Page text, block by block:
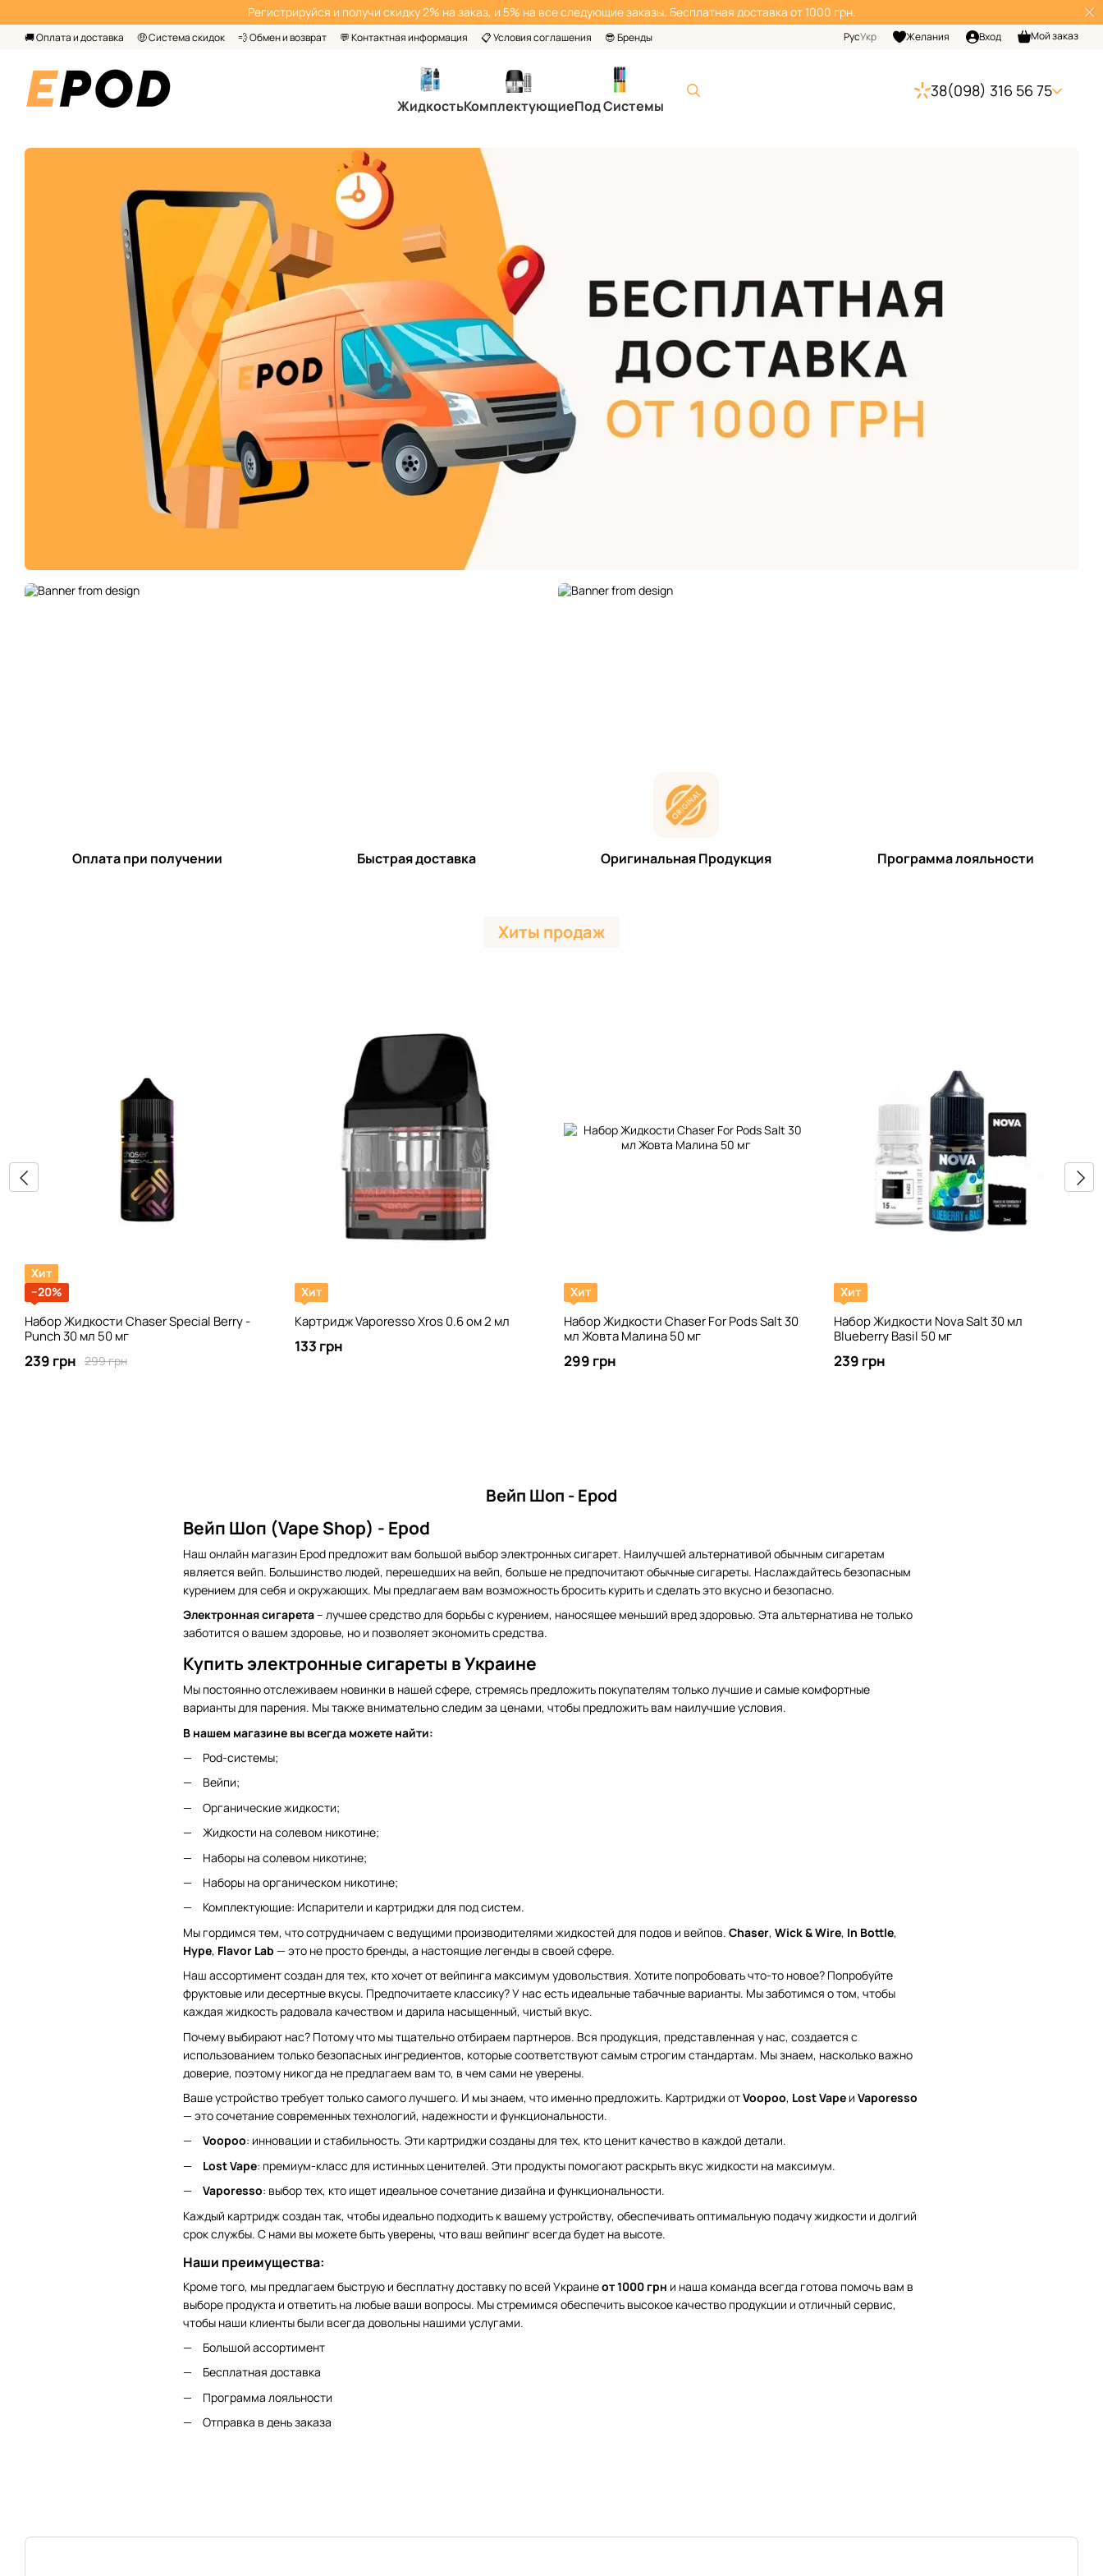
Регистрируйся‌ и получи скидку 2% на заказ, и 5% на все следующие заказы. Бесплатная доставка от 1000 грн.
🚚 Оплата и доставка 🤑 Система скидок 💨 Обмен и возврат 💬 Контактная информация 📋 Условия соглашения 😎 Бренды РусУкр Желания Вход Мой заказ
ЖидкостьКомплектующиеПод Системы
38(098) 316 56 75
Оплата при получении Быстрая доставка Оригинальная Продукция Программа лояльности
Хиты продаж
Хит
−20%
Набор Жидкости Chaser Special Berrу -
Punch 30 мл 50 мг
299 грн
239 грн
Хит
Картридж Vaporesso Xros 0.6 ом 2 мл
133 грн
Хит
Набор Жидкости Chaser For Pods Salt 30
мл Жовта Малина 50 мг
299 грн
Хит
Набор Жидкости Nova Salt 30 мл
Blueberry Basil 50 мг
239 грн
Вейп Шоп - Epod
Вейп Шоп (Vape Shop) - Epod
Наш онлайн магазин Epod предложит вам большой выбор электронных сигарет. Наилучшей альтернативой обычным сигаретам
является вейп. Большинство людей, перешедших на вейп, больше не предпочитают обычные сигареты. Наслаждайтесь безопасным
курением для себя и окружающих. Мы предлагаем вам возможность бросить курить и сделать это вкусно и безопасно.
Электронная сигарета– лучшее средство для борьбы с курением, наносящее меньший вред здоровью. Эта альтернатива не только
заботится о вашем здоровье, но и позволяет экономить средства.
Купить электронные сигареты в Украине
Мы постоянно отслеживаем новинки в нашей сфере, стремясь предложить покупателям только лучшие и самые комфортные
варианты для парения. Мы также внимательно следим за ценами, чтобы предложить вам наилучшие условия.
В нашем магазине вы всегда можете найти:
Pod-системы;
Вейпи;
Органические жидкости;
Жидкости на солевом никотине;
Наборы на солевом никотине;
Наборы на органическом никотине;
Комплектующие: Испарители и картриджи для под систем.
Мы гордимся тем, что сотрудничаем с ведущими производителями жидкостей для подов и вейпов. Chaser, Wick & Wire, In Bottle,
Hype, Flavor Lab — это не просто бренды, а настоящие легенды в своей сфере.
Наш ассортимент создан для тех, кто хочет от вейпинга максимум удовольствия. Хотите попробовать что-то новое? Попробуйте
фруктовые или десертные вкусы. Предпочитаете классику? У нас есть идеальные табачные варианты. Мы заботимся о том, чтобы
каждая жидкость радовала качеством и дарила насыщенный, чистый вкус.
Почему выбирают нас? Потому что мы тщательно отбираем партнеров. Вся продукция, представленная у нас, создается с
использованием только безопасных ингредиентов, которые соответствуют самым строгим стандартам. Мы знаем, насколько важно
доверие, поэтому никогда не предлагаем вам то, в чем сами не уверены.
Ваше устройство требует только самого лучшего. И мы знаем, что именно предложить. Картриджи отVoopoo, Lost Vapeи Vaporesso
— это сочетание современных технологий, надежности и функциональности.
Voopoo: инновации и стабильность. Эти картриджи созданы для тех, кто ценит качество в каждой детали.
Lost Vape: премиум-класс для истинных ценителей. Эти продукты помогают раскрыть вкус жидкости на максимум.
Vaporesso: выбор тех, кто ищет идеальное сочетание дизайна и функциональности.
Каждый картридж создан так, чтобы идеально подходить к вашему устройству, обеспечивать оптимальную подачу жидкости и долгий
срок службы. С нами вы можете быть уверены, что ваш вейпинг всегда будет на высоте.
Наши преимущества:
Кроме того, мы предлагаем быструю и бесплатну доставку по всей Украинеот 1000 грн и наша команда всегда готова помочь вам в
выборе продукта и ответить на любые ваши вопросы. Мы стремимся обеспечить высокое качество продукции и отличный сервис,
чтобы наши клиенты были всегда довольны нашими услугами.
Большой ассортимент
Бесплатная доставка
Программа лояльности
Отправка в день заказа